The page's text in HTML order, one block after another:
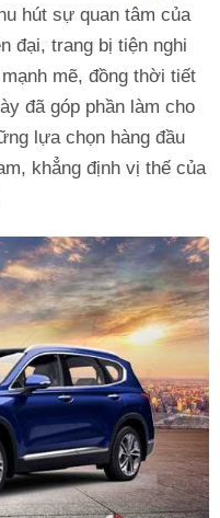
hút sự quan tâm của
đại, trang bị tiện nghi
mẽ, đồng thời tiết
đã góp phần làm cho
lựa chọn hàng đầu
khẳng định vị thế của